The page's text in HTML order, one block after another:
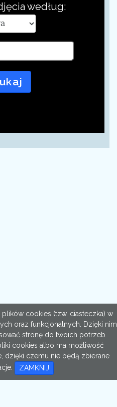
według:
cookies (tzw. ciasteczka) w
oraz funkcjonalnych. Dzięki nim
stronę do twoich potrzeb.
cookies albo ma możliwość
dzięki czemu nie będą zbierane
ZAMKNIJ